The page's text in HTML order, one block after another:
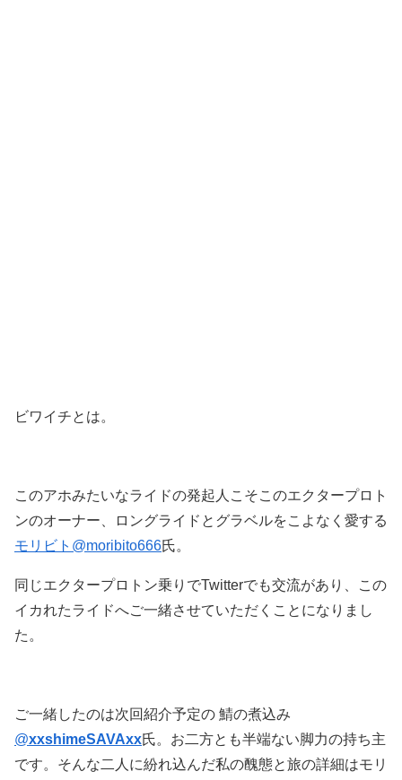
ビワイチとは。
このアホみたいなライドの発起人こそこのエクタープロト
ンのオーナー、ロングライドとグラベルをこよなく愛する
モリビト@moribito666氏。
同じエクタープロトン乗りでTwitterでも交流があり、この
イカれたライドへご一緒させていただくことになりまし
た。
ご一緒したのは次回紹介予定の 鯖の煮込み
@xxshimeSAVAxx氏。お二方とも半端ない脚力の持ち主
です。そんな二人に紛れ込んだ私の醜態と旅の詳細はモリ